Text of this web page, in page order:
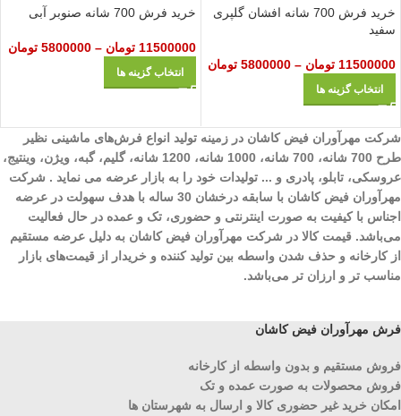
خرید فرش 700 شانه افشان گلپری
سفید
11500000 تومان –
5800000 تومان
انتخاب گزینه ها
خرید فرش 700 شانه صنوبر آبی
11500000 تومان –
5800000 تومان
انتخاب گزینه ها
شرکت مهرآوران فیض کاشان در زمینه تولید انواع فرش‌های ماشینی نظیر
طرح 700 شانه، 700 شانه، 1000 شانه، 1200 شانه، گلیم، گبه، ویژن، وینتیج،
عروسکی، تابلو، پادری و ... تولیدات خود را به بازار عرضه می نماید . شرکت
مهرآوران فیض کاشان با سابقه درخشان 30 ساله با هدف سهولت در عرضه
اجناس با کیفیت به صورت اینترنتی و حضوری، تک و عمده در حال فعالیت
می‌باشد. قیمت کالا در شرکت مهرآوران فیض کاشان به دلیل عرضه مستقیم
از کارخانه و حذف شدن واسطه بین تولید کننده و خریدار از قیمت‌های بازار
مناسب تر و ارزان تر می‌باشد.
فرش مهرآوران فیض کاشان
فروش مستقیم و بدون واسطه از کارخانه
فروش محصولات به صورت عمده و تک
امکان خرید غیر حضوری کالا و ارسال به شهرستان ها